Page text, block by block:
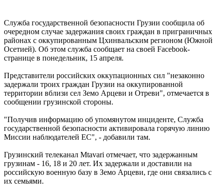
Служба государственной безопасности Грузии сообщила об
очередном случае задержания своих граждан в приграничных
районах с оккупированным Цхинвальским регионом (Южной
Осетией). Об этом служба сообщает на своей Facebook-
странице в понедельник, 15 апреля.
Представители российских оккупационных сил "незаконно
задержали троих граждан Грузии на оккупированной
территории вблизи сел Земо Арцеви и Отреви", отмечается в
сообщении грузинской стороны.
"Получив информацию об упомянутом инциденте, Служба
государственной безопасности активировала горячую линию
Миссии наблюдателей ЕС", - добавили там.
Грузинский телеканал Mtavari отмечает, что задержанным
грузинам - 16, 18 и 20 лет. Их задержали и доставили на
российскую военную базу в Земо Арцеви, где они связались с
их семьями.